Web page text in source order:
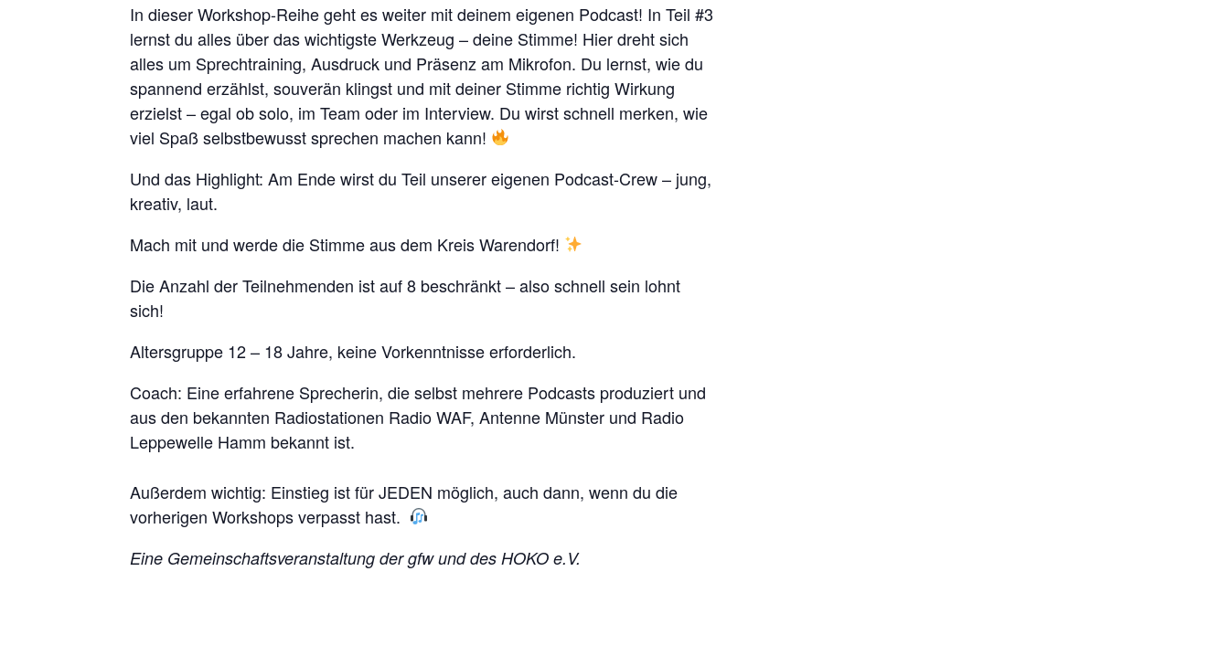
In dieser Workshop-Reihe geht es weiter mit deinem eigenen Podcast! In Teil #3
lernst du alles über das wichtigste Werkzeug – deine Stimme! Hier dreht sich
alles um Sprechtraining, Ausdruck und Präsenz am Mikrofon. Du lernst, wie du
spannend erzählst, souverän klingst und mit deiner Stimme richtig Wirkung
erzielst – egal ob solo, im Team oder im Interview. Du wirst schnell merken, wie
viel Spaß selbstbewusst sprechen machen kann!
Und das Highlight: Am Ende wirst du Teil unserer eigenen Podcast-Crew– jung,
kreativ, laut.
Mach mit und werde die Stimme aus dem Kreis Warendorf!
Die Anzahl der Teilnehmenden ist auf 8 beschränkt – also schnell sein lohnt
sich!
Altersgruppe 12 – 18 Jahre, keine Vorkenntnisse erforderlich.
Coach: Eine erfahrene Sprecherin, die selbst mehrere Podcasts produziert und
aus den bekannten Radiostationen Radio WAF, Antenne Münster und Radio
Leppewelle Hamm bekannt ist.
Außerdem wichtig: Einstieg ist für JEDEN möglich, auch dann, wenn du die
vorherigen Workshops verpasst hast.
Eine Gemeinschaftsveranstaltung der gfw und des HOKO e.V.